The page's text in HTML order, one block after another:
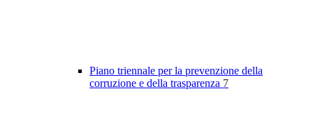
Piano triennale per la prevenzione della
corruzione e della trasparenza 7